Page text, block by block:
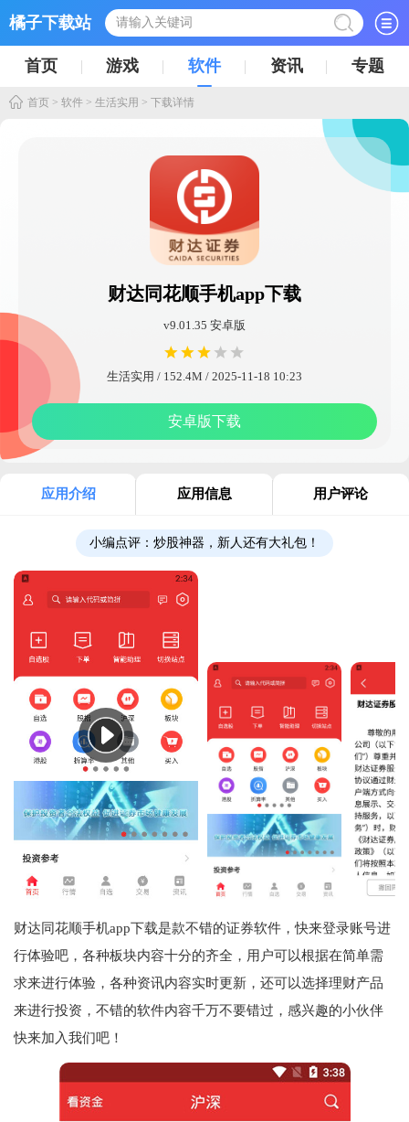
橘子下载站
首页 游戏 软件 资讯 专题
首页 > 软件 > 生活实用 > 下载详情
财达同花顺手机app下载
v9.01.35 安卓版
生活实用 / 152.4M / 2025-11-18 10:23
安卓版下载
应用介绍 应用信息 用户评论
小编点评： 炒股神器，新人还有大礼包！
财达同花顺手机app下载是款不错的证券软件，快来登录账号进
行体验吧，各种板块内容十分的齐全，用户可以根据在简单需
求来进行体验，各种资讯内容实时更新，还可以选择理财产品
来进行投资，不错的软件内容千万不要错过，感兴趣的小伙伴
快来加入我们吧！